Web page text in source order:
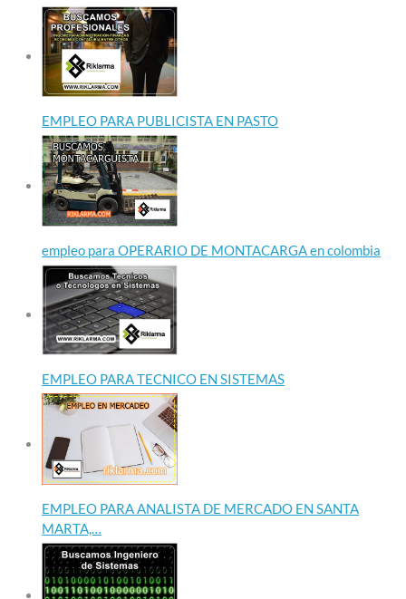
EMPLEO PARA PUBLICISTA EN PASTO
empleo para OPERARIO DE MONTACARGA en colombia
EMPLEO PARA TECNICO EN SISTEMAS
EMPLEO PARA ANALISTA DE MERCADO EN SANTA
MARTA,…